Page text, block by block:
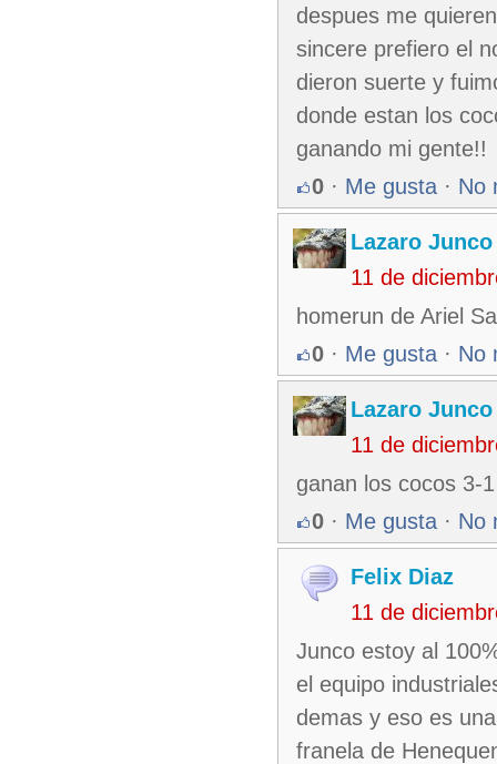
despues me
sincere prefiero el
dieron suerte y
donde estan los
ganando mi gente!!
0 · Me gusta · No
Lazaro Junco
11 de
homerun de Ariel
0 · Me gusta · No
Lazaro Junco
11 de
ganan los cocos 3-
0 · Me gusta · No
Felix Diaz
11 de
Junco estoy al
el equipo
demas y eso es
franela de